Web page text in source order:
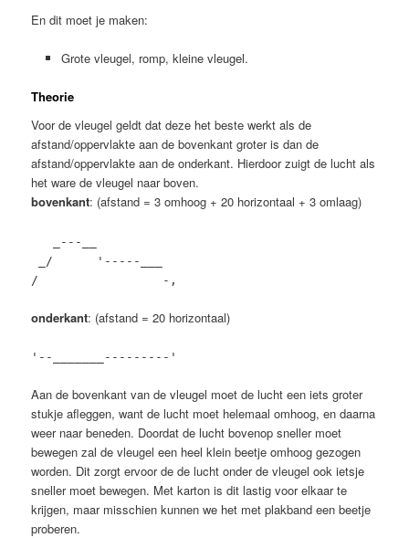
En dit moet je maken:
Grote vleugel, romp, kleine vleugel.
Theorie
Voor de vleugel geldt dat deze het beste werkt als de
afstand/oppervlakte aan de bovenkant groter is dan de
afstand/oppervlakte aan de onderkant. Hierdoor zuigt de lucht als
het ware de vleugel naar boven.
bovenkant: (afstand = 3 omhoog + 20 horizontaal + 3 omlaag)
_---__
_/ '-----___
/ -,
onderkant: (afstand = 20 horizontaal)
'--_______---------'
Aan de bovenkant van de vleugel moet de lucht een iets groter
stukje afleggen, want de lucht moet helemaal omhoog, en daarna
weer naar beneden. Doordat de lucht bovenop sneller moet
bewegen zal de vleugel een heel klein beetje omhoog gezogen
worden. Dit zorgt ervoor de de lucht onder de vleugel ook ietsje
sneller moet bewegen. Met karton is dit lastig voor elkaar te
krijgen, maar misschien kunnen we het met plakband een beetje
proberen.